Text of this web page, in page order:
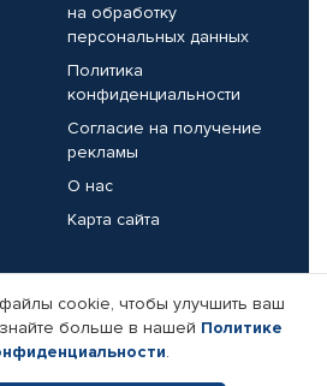
на обработку
персональных данных
Политика
конфиденциальности
Согласие на получение
рекламы
О нас
Карта сайта
Реквизиты компании
cookie, чтобы улучшить ваш
больше в нашей Политике
.